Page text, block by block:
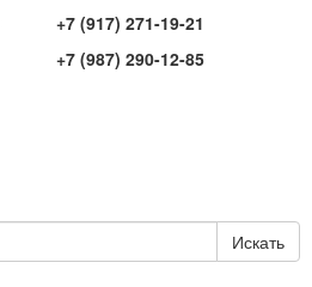
+7 (917) 271-19-21
+7 (987) 290-12-85
Искать